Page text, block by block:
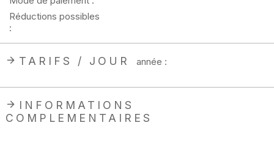
Réductions possibles
:
TARIFS / JOUR année :
INFORMATIONS
COMPLEMENTAIRES